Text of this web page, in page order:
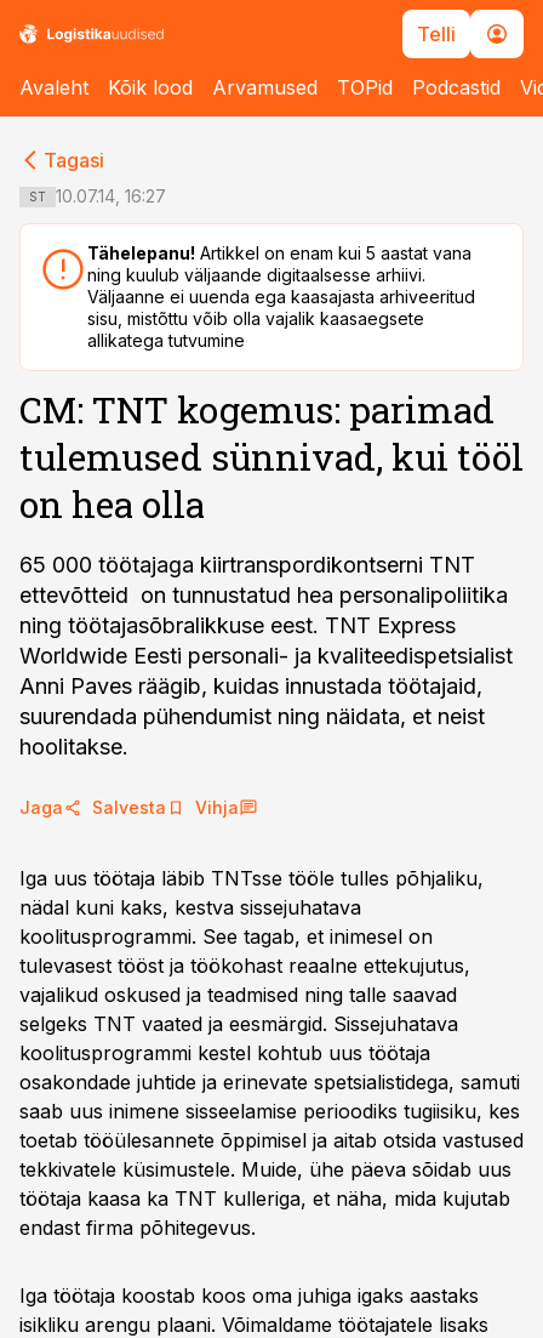
Telli
Avaleht Kõik lood Arvamused TOPid Podcastid
Tagasi
ST 10.07.14, 16:27
Tähelepanu! Artikkel on enam kui 5 aastat vana
ning kuulub väljaande digitaalsesse arhiivi.
Väljaanne ei uuenda ega kaasajasta arhiveeritud
sisu, mistõttu võib olla vajalik kaasaegsete
allikatega tutvumine
CM: TNT kogemus: parimad
tulemused sünnivad, kui tööl
on hea olla
65 000 töötajaga kiirtranspordikontserni TNT
ettevõtteid on tunnustatud hea personalipoliitika
ning töötajasõbralikkuse eest. TNT Express
Worldwide Eesti personali- ja kvaliteedispetsialist
Anni Paves räägib, kuidas innustada töötajaid,
suurendada pühendumist ning näidata, et neist
hoolitakse.
Jaga Salvesta Vihja
Iga uus töötaja läbib TNTsse tööle tulles põhjaliku,
nädal kuni kaks, kestva sissejuhatava
koolitusprogrammi. See tagab, et inimesel on
tulevasest tööst ja töökohast reaalne ettekujutus,
vajalikud oskused ja teadmised ning talle saavad
selgeks TNT vaated ja eesmärgid. Sissejuhatava
koolitusprogrammi kestel kohtub uus töötaja
osakondade juhtide ja erinevate spetsialistidega, samuti
saab uus inimene sisseelamise perioodiks tugiisiku, kes
toetab tööülesannete õppimisel ja aitab otsida vastused
tekkivatele küsimustele. Muide, ühe päeva sõidab uus
töötaja kaasa ka TNT kulleriga, et näha, mida kujutab
endast firma põhitegevus.
Iga töötaja koostab koos oma juhiga igaks aastaks
isikliku arengu plaani. Võimaldame töötajatele lisaks